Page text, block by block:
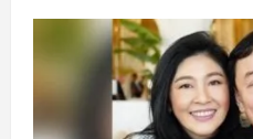
Le
ministre
de
Défense
souhaite
empêcher